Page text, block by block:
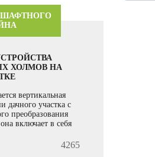
ХОЛМОВ НА
вертикальная
дачного участка с
преобразования
включает в себя
4265